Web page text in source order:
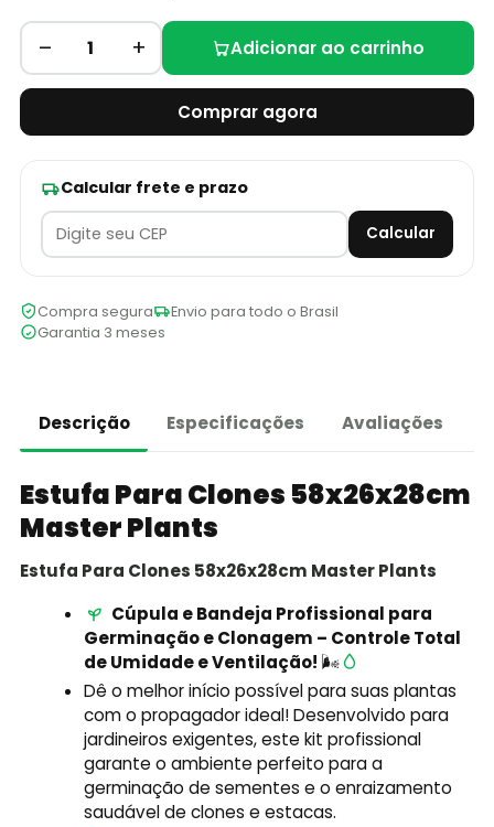
– 1 + Adicionar ao carrinho
Comprar agora
Calcular frete e prazo
Calcular
Compra segura
Envio para todo o Brasil
Garantia 3 meses
Descrição Especificações Avaliações
Estufa Para Clones 58x26x28cm
Master Plants
Estufa Para Clones 58x26x28cm Master Plants
Cúpula e Bandeja Profissional para
Germinação e Clonagem – Controle Total
de Umidade e Ventilação! 🌬️
Dê o melhor início possível para suas plantas
com o propagador ideal! Desenvolvido para
jardineiros exigentes, este kit profissional
garante o ambiente perfeito para a
germinação de sementes e o enraizamento
saudável de clones e estacas.